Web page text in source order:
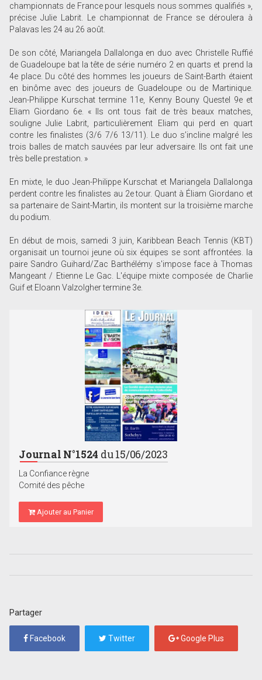
championnats de France pour lesquels nous sommes qualifiés »,
précise Julie Labrit. Le championnat de France se déroulera à
Palavas les 24 au 26 août.
De son côté, Mariangela Dallalonga en duo avec Christelle Ruffié
de Guadeloupe bat la tête de série numéro 2 en quarts et prend la
4e place. Du côté des hommes les joueurs de Saint-Barth étaient
en binôme avec des joueurs de Guadeloupe ou de Martinique.
Jean-Philippe Kurschat termine 11e, Kenny Bouny Questel 9e et
Eliam Giordano 6e. « Ils ont tous fait de très beaux matches,
souligne Julie Labrit, particulièrement Eliam qui perd en quart
contre les finalistes (3/6 7/6 13/11). Le duo s’incline malgré les
trois balles de match sauvées par leur adversaire. Ils ont fait une
très belle prestation. »
En mixte, le duo Jean-Philippe Kurschat et Mariangela Dallalonga
perdent contre les finalistes au 2e tour. Quant à Éliam Giordano et
sa partenaire de Saint-Martin, ils montent sur la troisième marche
du podium.
En début de mois, samedi 3 juin, Karibbean Beach Tennis (KBT)
organisait un tournoi jeune où six équipes se sont affrontées. la
paire Sandro Guihard/Zac Barthélémy s'impose face à Thomas
Mangeant / Etienne Le Gac. L'équipe mixte composée de Charlie
Guif et Eloann Valzolgher termine 3e.
Journal N°1524 du 15/06/2023
La Confiance règne
Comité des pêche
Ajouter au Panier
Partager
Facebook Twitter Google Plus